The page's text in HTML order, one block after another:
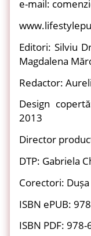
e-mail:
Editori: Silviu
Magdalena
Redactor:
Design
2013
Director
DTP: Gabriela
Corectori:
ISBN ePUB:
ISBN PDF: